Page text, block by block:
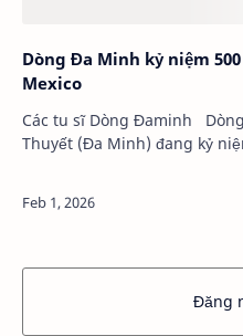
Dòng Đa Minh kỷ niệm
Mexico
Các tu sĩ Dòng Đaminh Dòng Anh Em Giảng
Thuyết (Đa Minh) đang kỷ
Đăng